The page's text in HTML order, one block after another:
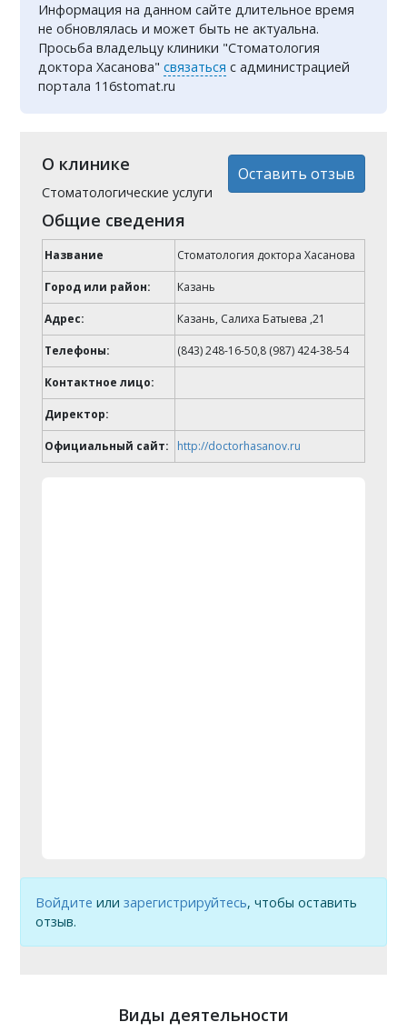
Информация на данном сайте длительное время
не обновлялась и может быть не актуальна.
Просьба владельцу клиники "Стоматология
доктора Хасанова" связаться с администрацией
портала 116stomat.ru
О клинике Оставить отзыв
Cтоматологические услуги
Общие сведения
Название Стоматология доктора Хасанова
Город или район: Казань
Адрес: Казань, Салиха Батыева ,21
Телефоны: (843) 248-16-50,8 (987) 424-38-54
Контактное лицо:
Директор:
Официальный сайт: http://doctorhasanov.ru
Войдите или зарегистрируйтесь, чтобы оставить
отзыв.
Виды деятельности